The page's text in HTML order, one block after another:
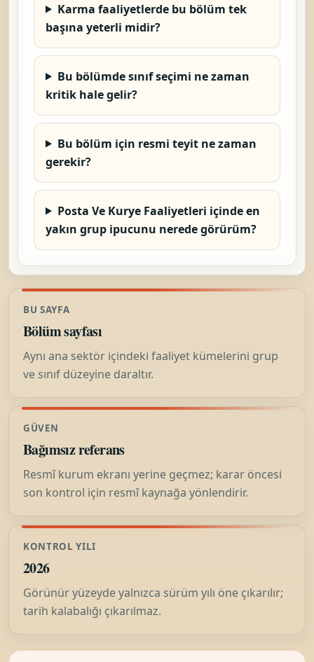
Karma faaliyetlerde bu bölüm tek
başına yeterli midir?
Bu bölümde sınıf seçimi ne zaman
kritik hale gelir?
Bu bölüm için resmi teyit ne zaman
gerekir?
Posta Ve Kurye Faaliyetleri içinde en
yakın grup ipucunu nerede görürüm?
BU SAYFA
Bölüm sayfası
Aynı ana sektör içindeki faaliyet kümelerini grup
ve sınıf düzeyine daraltır.
GÜVEN
Bağımsız referans
Resmî kurum ekranı yerine geçmez; karar öncesi
son kontrol için resmî kaynağa yönlendirir.
KONTROL YILI
2026
Görünür yüzeyde yalnızca sürüm yılı öne çıkarılır;
tarih kalabalığı çıkarılmaz.